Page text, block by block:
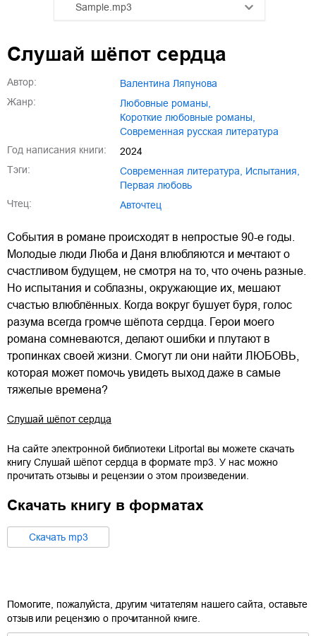
Sample.mp3
02.mp3
Слушай шёпот сердца
Автор:
Валентина Ляпунова
Жанр:
любовные романы
короткие любовные романы
современная русская литература
Год написания книги:
2024
Тэги:
Современная литература Испытания
Первая любовь
Чтец:
Авточтец
События в романе происходят в непростые 90-е годы.
Молодые люди Люба и Даня влюбляются и мечтают о
счастливом будущем, не смотря на то, что очень разные.
Но испытания и соблазны, окружающие их, мешают
счастью влюблённых. Когда вокруг бушует буря, голос
разума всегда громче шёпота сердца. Герои моего
романа сомневаются, делают ошибки и плутают в
тропинках своей жизни. Смогут ли они найти ЛЮБОВЬ,
которая может помочь увидеть выход даже в самые
тяжелые времена?
Слушай шёпот сердца
На сайте электронной библиотеки Litportal вы можете скачать
книгу Слушай шёпот сердца в формате mp3 . У нас можно
прочитать отзывы и рецензии о этом произведении.
Скачать книгу в форматах
Cкачать mp3
Помогите, пожалуйста, другим читателям нашего сайта, оставьте
отзыв или рецензию о прочитанной книге.